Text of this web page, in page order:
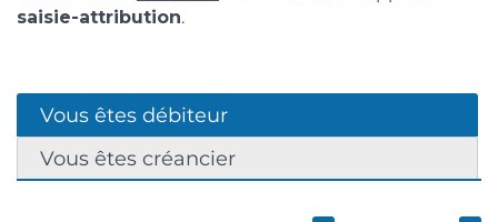
saisie-attribution.
Vous êtes débiteur
Vous êtes créancier